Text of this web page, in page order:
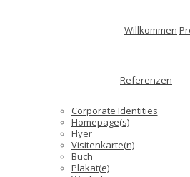
Willkommen
Referenzen
Corporate Identities
Homepage(s)
Flyer
Visitenkarte(n)
Buch
Plakat(e)